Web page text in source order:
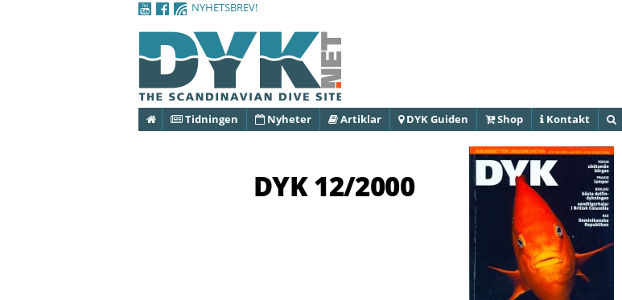
NYHETSBREV!
HemTidningen Nyheter Artiklar DYK Guiden Shop Kontakt
DYK 12/2000